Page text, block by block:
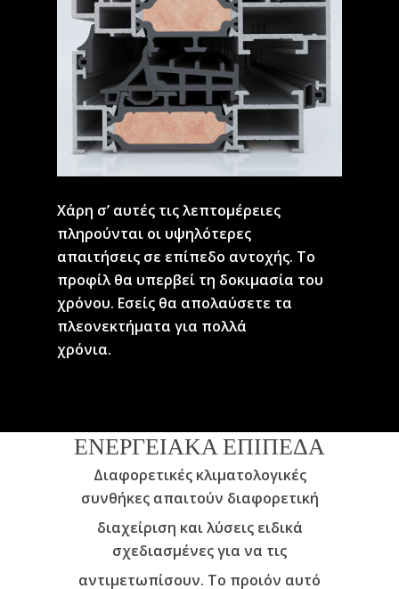
Χάρη σ’ αυτές τις λεπτομέρειες
πληρούνται οι υψηλότερες
απαιτήσεις σε επίπεδο αντοχής. Το
προφίλ θα υπερβεί τη δοκιμασία του
χρόνου. Εσείς θα απολαύσετε τα
πλεονεκτήματα για πολλά
χρόνια.
ΕΝΕΡΓΕΙΑΚΑ ΕΠΙΠΕΔΑ
Διαφορετικές κλιματολογικές
συνθήκες απαιτούν διαφορετική
διαχείριση και λύσεις ειδικά
σχεδιασμένες για να τις
αντιμετωπίσουν. Το προιόν αυτό